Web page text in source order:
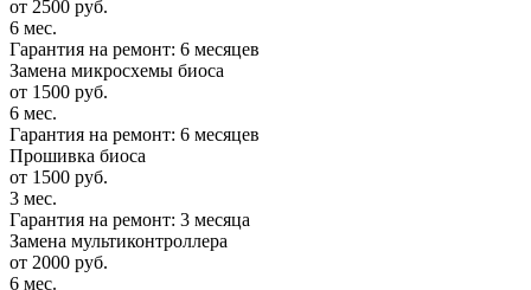
от 2500 руб.
6 мес.
Гарантия на ремонт: 6 месяцев
Замена микросхемы биоса
от 1500 руб.
6 мес.
Гарантия на ремонт: 6 месяцев
Прошивка биоса
от 1500 руб.
3 мес.
Гарантия на ремонт: 3 месяца
Замена мультиконтроллера
от 2000 руб.
6 мес.